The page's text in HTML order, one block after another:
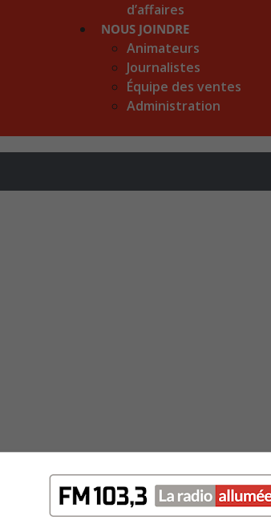
d’affaires
NOUS JOINDRE
Animateurs
Journalistes
Équipe des ventes
Administration